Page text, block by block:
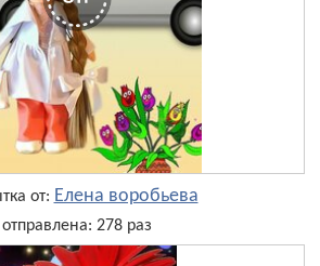
от: Елена воробьева
отправлена: 278 раз